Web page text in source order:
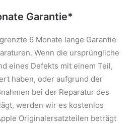
Garantie*
6 Monate lange Garantie
Wenn die ursprüngliche
eines Defekts mit einem Teil,
haben, oder aufgrund der
bei der Reparatur des
werden wir es kostenlos
Originalersatzteilen beträgt